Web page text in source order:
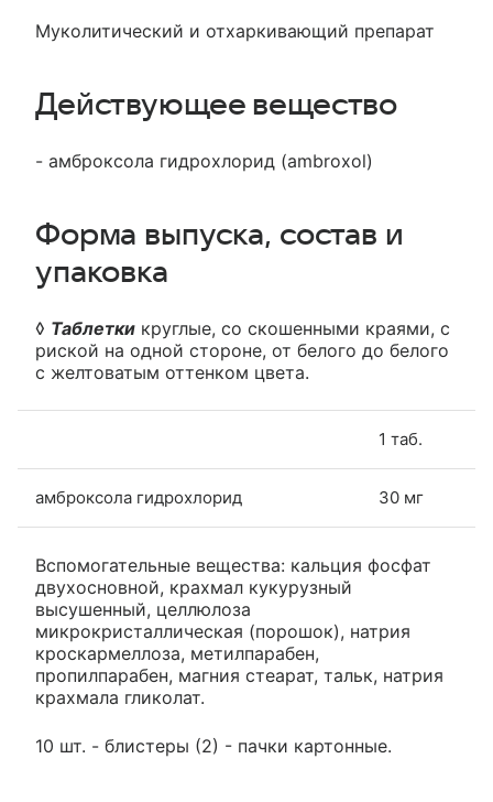
Муколитический и отхаркивающий препарат
Действующее вещество
- амброксола гидрохлорид (ambroxol)
Форма выпуска, состав и
упаковка
◊ Таблетки круглые, со скошенными краями, с
риской на одной стороне, от белого до белого
с желтоватым оттенком цвета.
1 таб.
амброксола гидрохлорид 30 мг
Вспомогательные вещества: кальция фосфат
двухосновной, крахмал кукурузный
высушенный, целлюлоза
микрокристаллическая (порошок), натрия
кроскармеллоза, метилпарабен,
пропилпарабен, магния стеарат, тальк, натрия
крахмала гликолат.
10 шт. - блистеры (2) - пачки картонные.